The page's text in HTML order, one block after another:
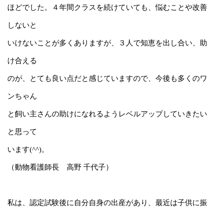
ほどでした。 ４年間クラスを続けていても、悩むことや改善
しないと
いけないこ とが多くありますが、３人で知恵を出し合い、 助
け合える
のが、 とても良い点だと感じていますので、 今後も多くのワ
ンちゃん
と飼い主さんの助けになれるよう レベルアップしていきたい
と思って
います(^^)。
（動物看護師長 高野 千代子）
私は、認定試験後に自分自身の出産があり、最近は子供に振